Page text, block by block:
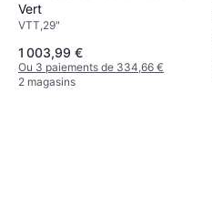
Vert
VTT,29"
1 003,99 €
Ou 3 paiements de 334,66 €
2 magasins